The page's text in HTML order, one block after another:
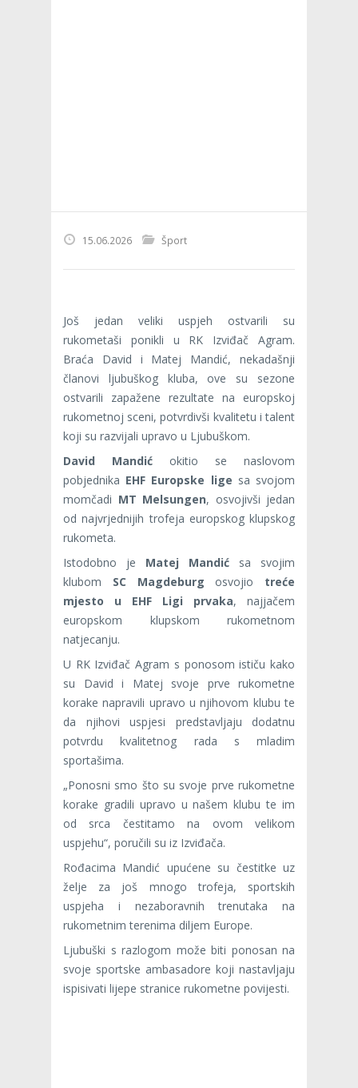
15.06.2026 Šport
Još jedan veliki uspjeh ostvarili su
rukometaši ponikli u RK Izviđač Agram.
Braća David i Matej Mandić, nekadašnji
članovi ljubuškog kluba, ove su sezone
ostvarili zapažene rezultate na europskoj
rukometnoj sceni, potvrdivši kvalitetu i talent
koji su razvijali upravo u Ljubuškom.
David Mandić okitio se naslovom
pobjednika EHF Europske lige sa svojom
momčadi MT Melsungen, osvojivši jedan
od najvrjednijih trofeja europskog klupskog
rukometa.
Istodobno je Matej Mandić sa svojim
klubom SC Magdeburg osvojio treće
mjesto u EHF Ligi prvaka, najjačem
europskom klupskom rukometnom
natjecanju.
U RK Izviđač Agram s ponosom ističu kako
su David i Matej svoje prve rukometne
korake napravili upravo u njihovom klubu te
da njihovi uspjesi predstavljaju dodatnu
potvrdu kvalitetnog rada s mladim
sportašima.
„Ponosni smo što su svoje prve rukometne
korake gradili upravo u našem klubu te im
od srca čestitamo na ovom velikom
uspjehu“, poručili su iz Izviđača.
Rođacima Mandić upućene su čestitke uz
želje za još mnogo trofeja, sportskih
uspjeha i nezaboravnih trenutaka na
rukometnim terenima diljem Europe.
Ljubuški s razlogom može biti ponosan na
svoje sportske ambasadore koji nastavljaju
ispisivati lijepe stranice rukometne povijesti.